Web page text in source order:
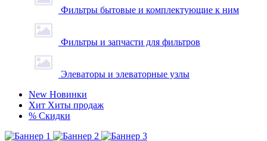
Фильтры бытовые и комплектующие к ним
Фильтры и запчасти для фильтров
Элеваторы и элеваторные узлы
New Новинки
Хит Хиты продаж
% Скидки